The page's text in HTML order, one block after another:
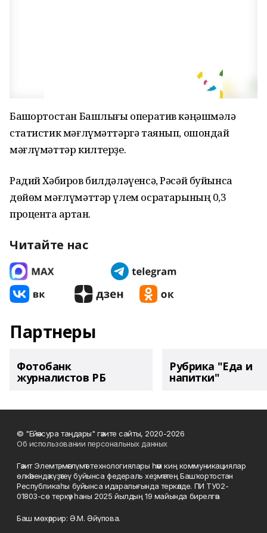
Башҡортостан Башлығы оператив кәңәшмәлә
статистик мәғлүмәттәргә таянып, ошондай
мәғлүмәттәр килтерҙе.
Радий Хәбиров билдәләүенсә, Рәсәй буйынса
дөйөм мәғлүмәттәр үлем осраҡтарының 0,3
процентҡа артҡан.
Читайте нас
Партнеры
Фотобанк
журналистов РБ
Рубрика "Еда и
напитки"
© "Ейәнсура таңдары" гәзите сайты, 2020-2026
Об использовании персональных данных
Гәзит Элемтә, мәғлүмәт технологиялары һәм киң коммуникациялар
өлкәһендә күҙәтеү буйынса федераль хеҙмәттең Башҡортостан
Республикаһы буйынса идаралығында теркәлде. ПИ ТУ02-
01803-сө теркәү һаны 2025 йылдың 19 майында бирелгән.
Баш мөхәррир: Ә.М. Әйүпова.